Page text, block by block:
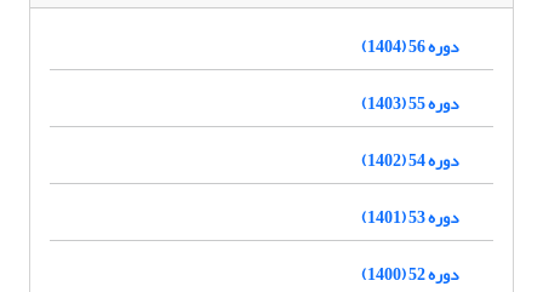
دوره 56 (1404)
دوره 55 (1403)
دوره 54 (1402)
دوره 53 (1401)
دوره 52 (1400)